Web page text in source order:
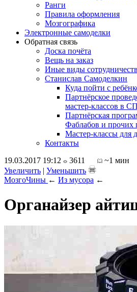
Ранги
Правила оформления
Мозгографика
Электронные самоделки
Обратная связь
Доска почёта
Вещь на заказ
Иные виды
Станислав Самоделкин
Куда пойти с
Партнёрское
мастер-классов в
Партнёрская
Фаблабов и прочих
Мастер-классы для
Контакты
19.03.2017 19:12
3611
~1 мин
Увеличить | Уменьшить
МозгоЧины ← Из мусора ←
Органайзер